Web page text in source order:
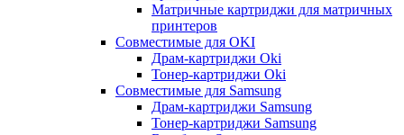
Матричные картриджи для матричных
принтеров
Совместимые для OKI
Драм-картриджи Oki
Тонер-картриджи Oki
Совместимые для Samsung
Драм-картриджи Samsung
Тонер-картриджи Samsung